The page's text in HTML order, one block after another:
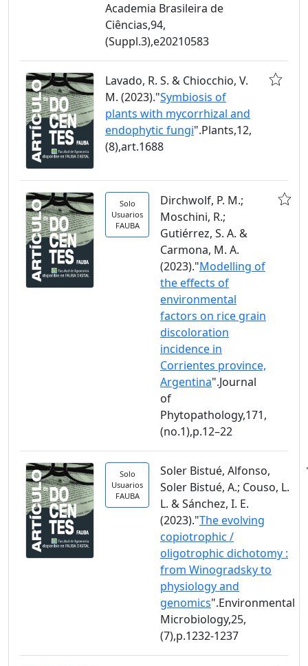
Academia Brasileira de
Ciências,94,
(Suppl.3),e20210583
Lavado, R. S. & Chiocchio, V.
M. (2023)."Symbiosis of
plants with mycorrhizal and
endophytic fungi".Plants,12,
(8),art.1688
Solo
Usuarios
FAUBA
Dirchwolf, P. M.;
Moschini, R.;
Gutiérrez, S. A. &
Carmona, M. A.
(2023)."Modelling of
the effects of
environmental
factors on rice grain
discoloration
incidence in
Corrientes province,
Argentina".Journal
of
Phytopathology,171,
(no.1),p.12–22
Solo
Usuarios
FAUBA
Soler Bistué, Alfonso,
Soler Bistué, A.; Couso, L.
L. & Sánchez, I. E.
(2023)."The evolving
copiotrophic /
oligotrophic dichotomy :
from Winogradsky to
physiology and
genomics".Environmental
Microbiology,25,
(7),p.1232-1237